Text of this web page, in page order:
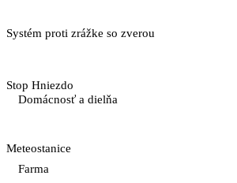
Systém proti zrážke so zverou
Stop Hniezdo
Domácnosť a dielňa
Meteostanice
Farma